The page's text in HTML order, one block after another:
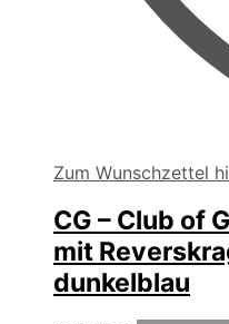
Zum Wunschzettel
CG – Club of
mit
dunkelblau